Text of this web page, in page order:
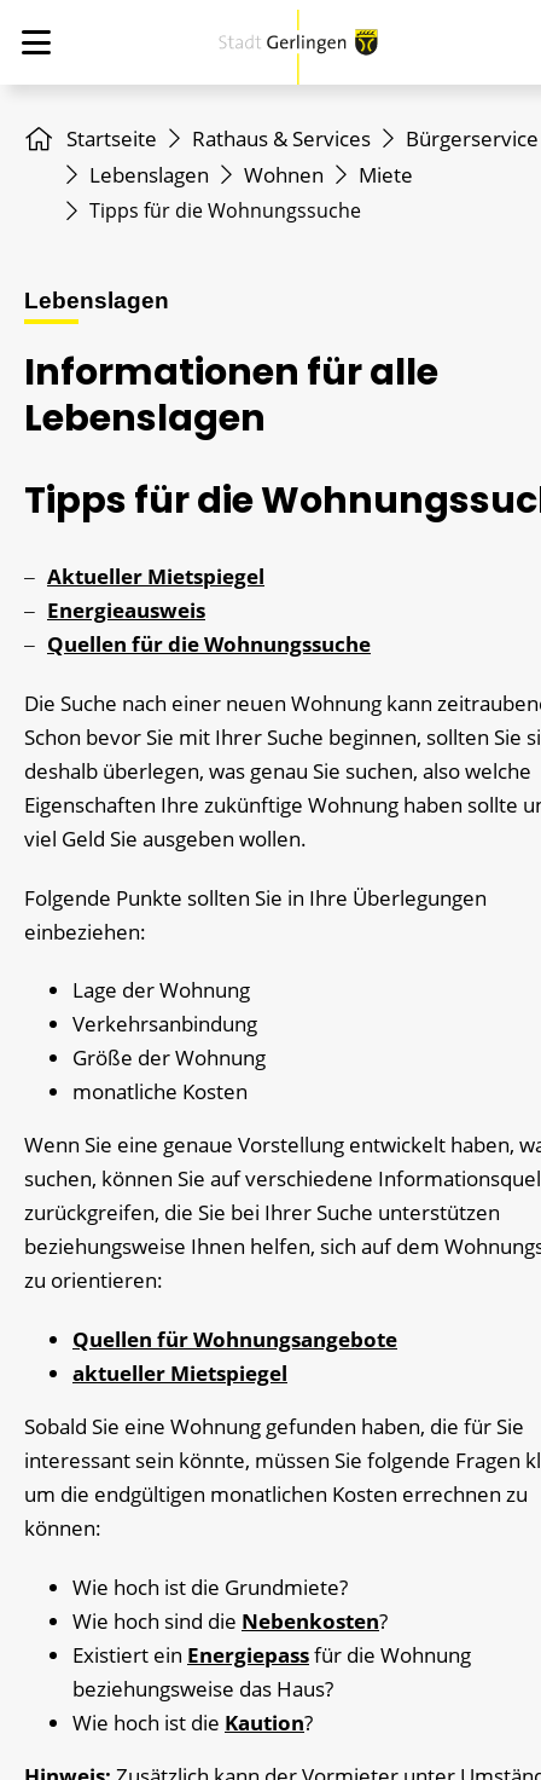
Startseite Rathaus & Services
Bürgerservice
Lebenslagen
Wohnen Miete
Tipps für die Wohnungssuche
Lebenslagen
Informationen für alle
Lebenslagen
Tipps für die
Aktueller Mietspiegel
Energieausweis
Quellen für die Wohnungssuche
Die Suche nach einer neuen Wohnung kann
Schon bevor Sie mit Ihrer Suche beginnen, sollten Sie
deshalb überlegen, was genau Sie suchen, also welche
Eigenschaften Ihre zukünftige Wohnung haben sollte
viel Geld Sie ausgeben wollen.
Folgende Punkte sollten Sie in Ihre Überlegungen
einbeziehen:
Lage der Wohnung
Verkehrsanbindung
Größe der Wohnung
monatliche Kosten
Wenn Sie eine genaue Vorstellung entwickelt haben,
suchen, können Sie auf verschiedene
zurückgreifen, die Sie bei Ihrer Suche unterstützen
beziehungsweise Ihnen helfen, sich auf dem
zu orientieren:
Quellen für Wohnungsangebote
aktueller Mietspiegel
Sobald Sie eine Wohnung gefunden haben, die für Sie
interessant sein könnte, müssen Sie folgende Fragen
um die endgültigen monatlichen Kosten errechnen zu
können:
Wie hoch ist die Grundmiete?
Wie hoch sind die Nebenkosten?
Existiert ein Energiepassfür die Wohnung
beziehungsweise das Haus?
Wie hoch ist die Kaution?